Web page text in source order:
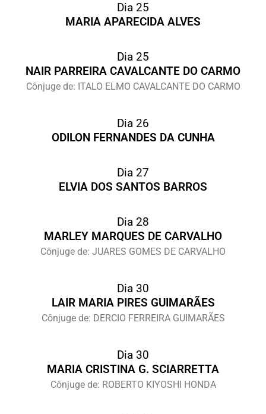
Dia 25
MARIA APARECIDA ALVES
Dia 25
NAIR PARREIRA CAVALCANTE DO CARMO
Cônjuge de: ITALO ELMO CAVALCANTE DO CARMO
Dia 26
ODILON FERNANDES DA CUNHA
Dia 27
ELVIA DOS SANTOS BARROS
Dia 28
MARLEY MARQUES DE CARVALHO
Cônjuge de: JUARES GOMES DE CARVALHO
Dia 30
LAIR MARIA PIRES GUIMARÃES
Cônjuge de: DERCIO FERREIRA GUIMARÃES
Dia 30
MARIA CRISTINA G. SCIARRETTA
Cônjuge de: ROBERTO KIYOSHI HONDA